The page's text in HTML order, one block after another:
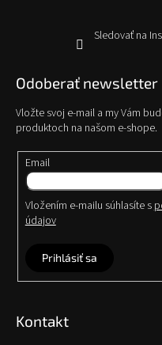
Sledovať na
Odoberať newsletter
Vložte svoj e-mail a my Vám
produktoch na našom e-shope.
Email
Vložením e-mailu súhlasíte s
údajov
Prihlásiť sa
Kontakt